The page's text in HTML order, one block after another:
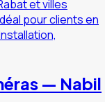
et villes
pour clients en
— Nabil